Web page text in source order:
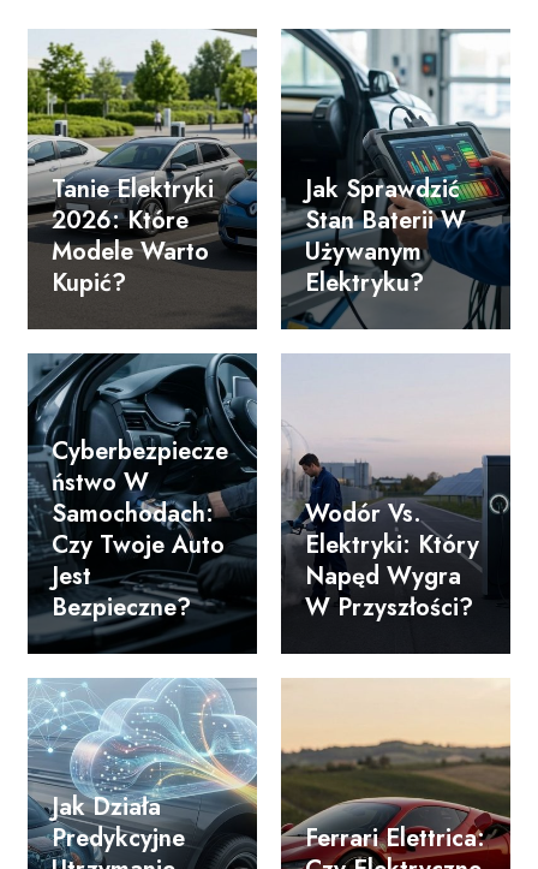
Tanie Elektryki
2026: Które
Modele Warto
Kupić?
Jak Sprawdzić
Stan Baterii W
Używanym
Elektryku?
Cyberbezpiecze
Ństwo W
Samochodach:
Czy Twoje Auto
Jest
Bezpieczne?
Wodór Vs.
Elektryki: Który
Napęd Wygra
W Przyszłości?
Jak Działa
Predykcyjne
Ferrari Elettrica: